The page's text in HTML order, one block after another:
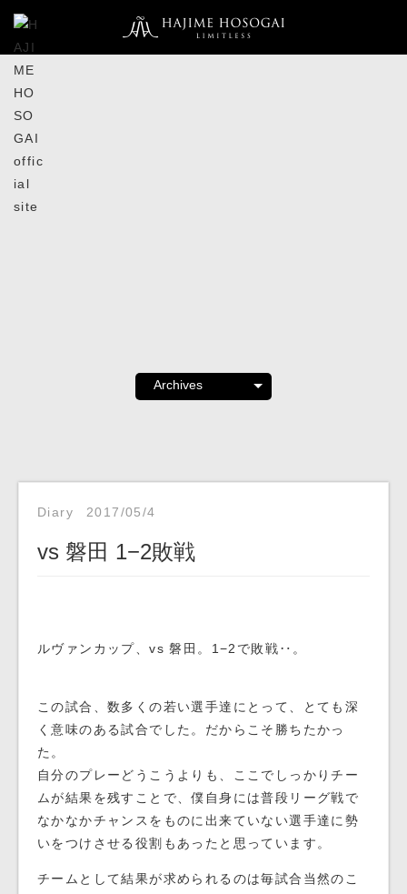
Diary 2017/05/4
vs 磐田 1−2敗戦
ルヴァンカップ、vs 磐田。1−2で敗戦‥。
この試合、数多くの若い選手達にとって、とても深
く意味のある試合でした。だからこそ勝ちたかっ
た。
自分のプレーどうこうよりも、ここでしっかりチー
ムが結果を残すことで、僕自身には普段リーグ戦で
なかなかチャンスをものに出来ていない選手達に勢
いをつけさせる役割もあったと思っています。
チームとして結果が求められるのは毎試合当然のこ